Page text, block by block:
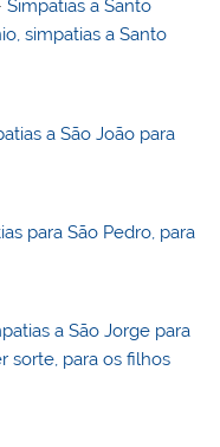
Simpatias a Santo
simpatias a Santo
a São João para
para São Pedro, para
a São Jorge para
sorte, para os filhos